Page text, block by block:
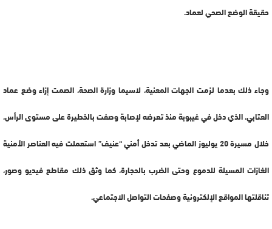
حقيقة الوضع الصحي لعماد.
وجاء ذلك بعدما لزمت الجهات المعنية، لاسيما وزارة الصحة، الصمت إزاء وضع عماد
العتابي، الذي دخل في غيبوبة منذ تعرضه لإصابة وصفت بالخطيرة على مستوى الرأس،
خلال مسيرة 20 يوليوز الماضي بعد تدخل أمني “عنيف” استعملت فيه العناصر الأمنية
الغازات المسيلة للدموع وحتى الضرب بالحجارة، كما وثق ذلك مقاطع فيديو وصور،
تناقلتها المواقع الإلكترونية وصفحات التواصل الاجتماعي.